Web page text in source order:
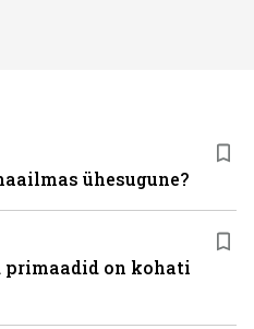
ühesugune?
primaadid on kohati